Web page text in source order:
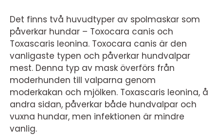
Det finns två huvudtyper av spolmaskar som
påverkar hundar – Toxocara canis och
Toxascaris leonina. Toxocara canis är den
vanligaste typen och påverkar hundvalpar
mest. Denna typ av mask överförs från
moderhunden till valparna genom
moderkakan och mjölken. Toxascaris leonina, å
andra sidan, påverkar både hundvalpar och
vuxna hundar, men infektionen är mindre
vanlig.